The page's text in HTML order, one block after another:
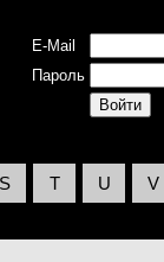
E-Mail
Пароль
S T U V